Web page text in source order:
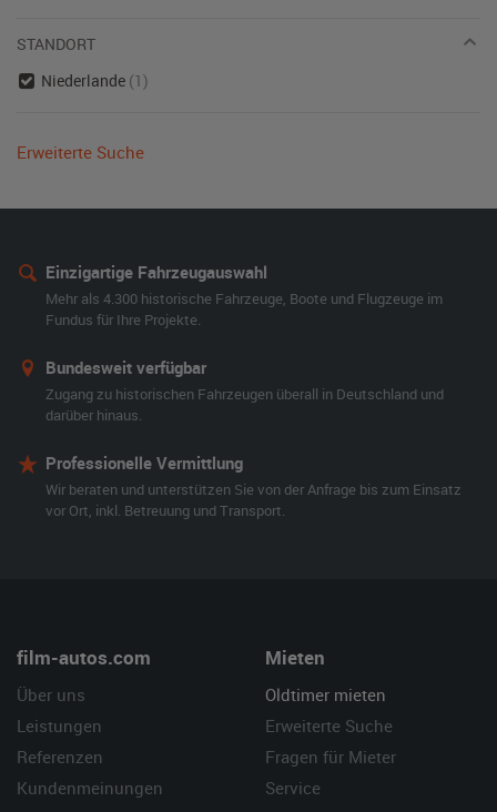
STANDORT
Niederlande (1)
Erweiterte Suche
Einzigartige Fahrzeugauswahl
Mehr als 4.300 historische Fahrzeuge, Boote und Flugzeuge im
Fundus für Ihre Projekte.
Bundesweit verfügbar
Zugang zu historischen Fahrzeugen überall in Deutschland und
darüber hinaus.
Professionelle Vermittlung
Wir beraten und unterstützen Sie von der Anfrage bis zum Einsatz
vor Ort, inkl. Betreuung und Transport.
film-autos.com
Über uns
Leistungen
Referenzen
Kundenmeinungen
Mieten
Oldtimer mieten
Erweiterte Suche
Fragen für Mieter
Service